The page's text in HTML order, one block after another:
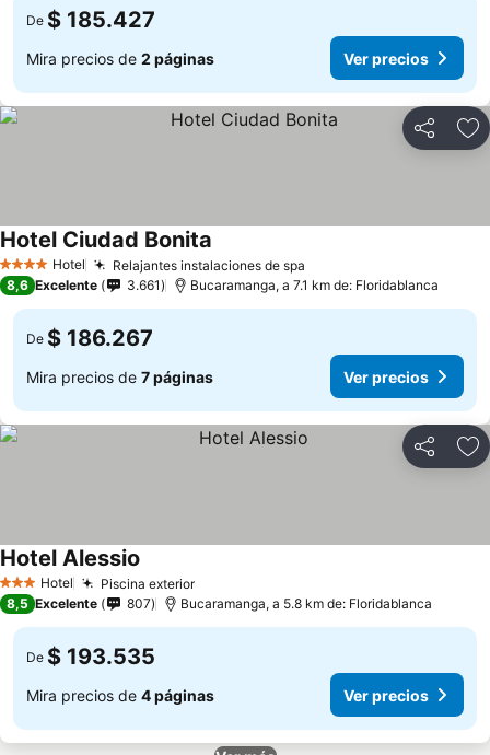
De $ 185.427
Mira precios de 2 páginas Ver precios
Compartir
4 EstrellasHotel Relajantes instalaciones de spa
Hotel Ciudad Bonita
8,6 Excelente 3.661 Bucaramanga, a 7.1 km de: Floridablanca
De $ 186.267
Mira precios de 7 páginas Ver precios
Compartir
3 Estrellas
Hotel Piscina exterior
Hotel Alessio
8,5 Excelente 807 Bucaramanga, a 5.8 km de: Floridablanca
De $ 193.535
Mira precios de 4 páginas Ver precios